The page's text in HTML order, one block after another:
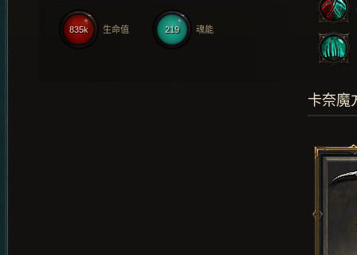
219 魂能
835k 生命值
卡奈魔